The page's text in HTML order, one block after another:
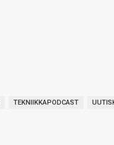
TEKNIIKKAPODCAST